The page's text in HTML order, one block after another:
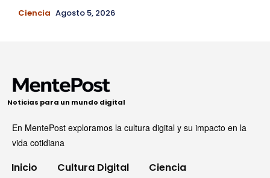
Ciencia Agosto 5, 2026
Noticias para un mundo digital
En MentePost exploramos la cultura digital y su impacto en la
vida cotidiana
Inicio Cultura Digital
Ciencia